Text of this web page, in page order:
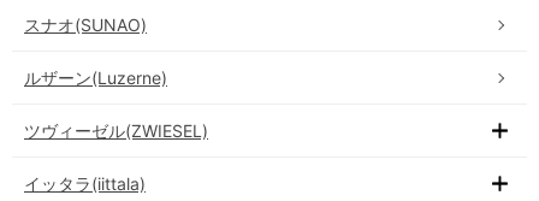
スナオ(SUNAO)
ルザーン(Luzerne)
ツヴィーゼル(ZWIESEL)
イッタラ(iittala)